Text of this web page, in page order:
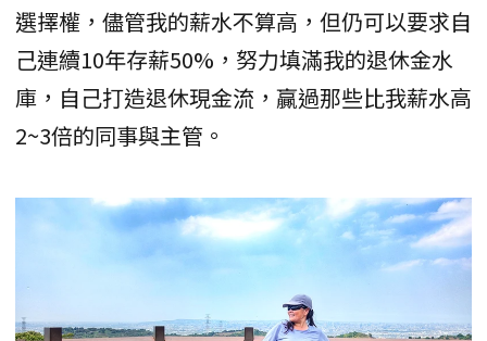
選擇權，儘管我的薪水不算高，但仍可以要求自
己連續10年存薪50%，努力填滿我的退休金水
庫，自己打造退休現金流，贏過那些比我薪水高
2~3倍的同事與主管。